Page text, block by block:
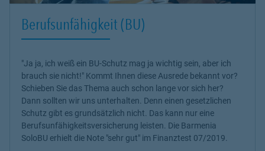
Berufsunfähigkeit (BU)
"Ja ja, ich weiß ein BU-Schutz mag ja wichtig sein, aber ich
brauch sie nicht!" Kommt Ihnen diese Ausrede bekannt vor?
Schieben Sie das Thema auch schon lange vor sich her?
Dann sollten wir uns unterhalten. Denn einen gesetzlichen
Schutz gibt es grundsätzlich nicht. Das kann nur eine
Berufsunfähigkeitsversicherung leisten. Die Barmenia
SoloBU erhielt die Note "sehr gut" im Finanztest 07/2019.